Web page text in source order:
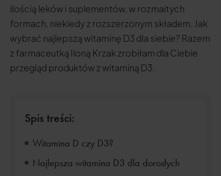
ilością leków i suplementów, w rozmaitych
formach, niekiedy z rozszerzonym składem. Jak
wybrać najlepszą witaminę D3 dla siebie? Razem
z farmaceutką Iloną Krzak zrobiłam dla Ciebie
przegląd produktów z witaminą D3.
Spis treści:
Witamina D czy D3?
Najlepsza witamina D3 dla dorosłych